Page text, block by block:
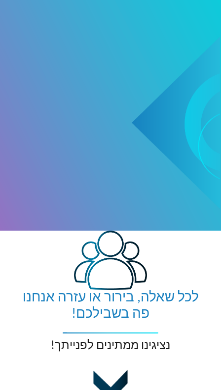
לכל שאלה, בירור או עזרה אנחנו
פה בשבילכם!
נציגינו ממתינים לפנייתך!